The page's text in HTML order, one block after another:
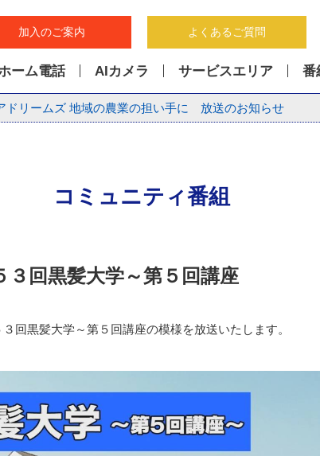
加入のご案内 よくあるご質問
ーム電話 AIカメラ サービスエリア 番
ドリームズ 地域の農業の担い手に 放送のお知らせ
コミュニティ番組
回黒髪大学～第５回講座
回黒髪大学～第５回講座の模様を放送いたします。